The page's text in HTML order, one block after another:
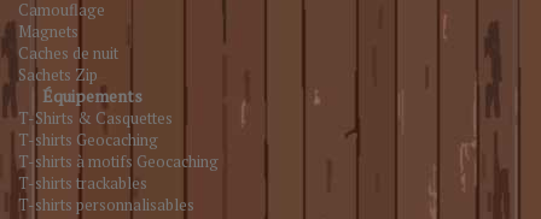
Camouflage
Magnets
Caches de nuit
Sachets Zip
Équipements
T-Shirts & Casquettes
T-shirts Geocaching
T-shirts à motifs Geocaching
T-shirts trackables
T-shirts personnalisables